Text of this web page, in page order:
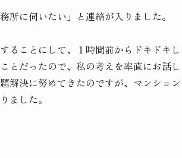
に伺いたい」と連絡が入りました。
ことにして、１時間前からドキドキし
だったので、私の考えを率直にお話し
解決に努めてきたのですが、マンショ
ました。